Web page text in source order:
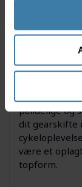
bare virker -
at klare
gælder stejle
Derfor skal
pålidelige og
dit gearskifte
være et
topform.